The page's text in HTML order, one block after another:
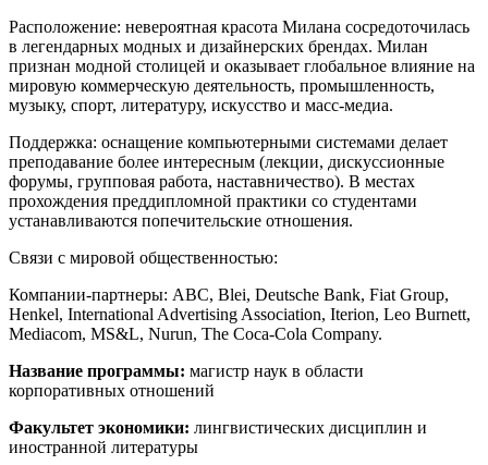
Расположение: невероятная красота Милана сосредоточилась
в легендарных модных и дизайнерских брендах. Милан
признан модной столицей и оказывает глобальное влияние на
мировую коммерческую деятельность, промышленность,
музыку, спорт, литературу, искусство и масс-медиа.
Поддержка: оснащение компьютерными системами делает
преподавание более интересным (лекции, дискуссионные
форумы, групповая работа, наставничество). В местах
прохождения преддипломной практики со студентами
устанавливаются попечительские отношения.
Связи с мировой общественностью:
Компании-партнеры: ABC, Blei, Deutsche Bank, Fiat Group,
Henkel, International Advertising Association, Iterion, Leo Burnett,
Mediacom, MS&L, Nurun, The Coca-Cola Company.
Название программы: магистр наук в области
корпоративных отношений
Факультет экономики: лингвистических дисциплин и
иностранной литературы